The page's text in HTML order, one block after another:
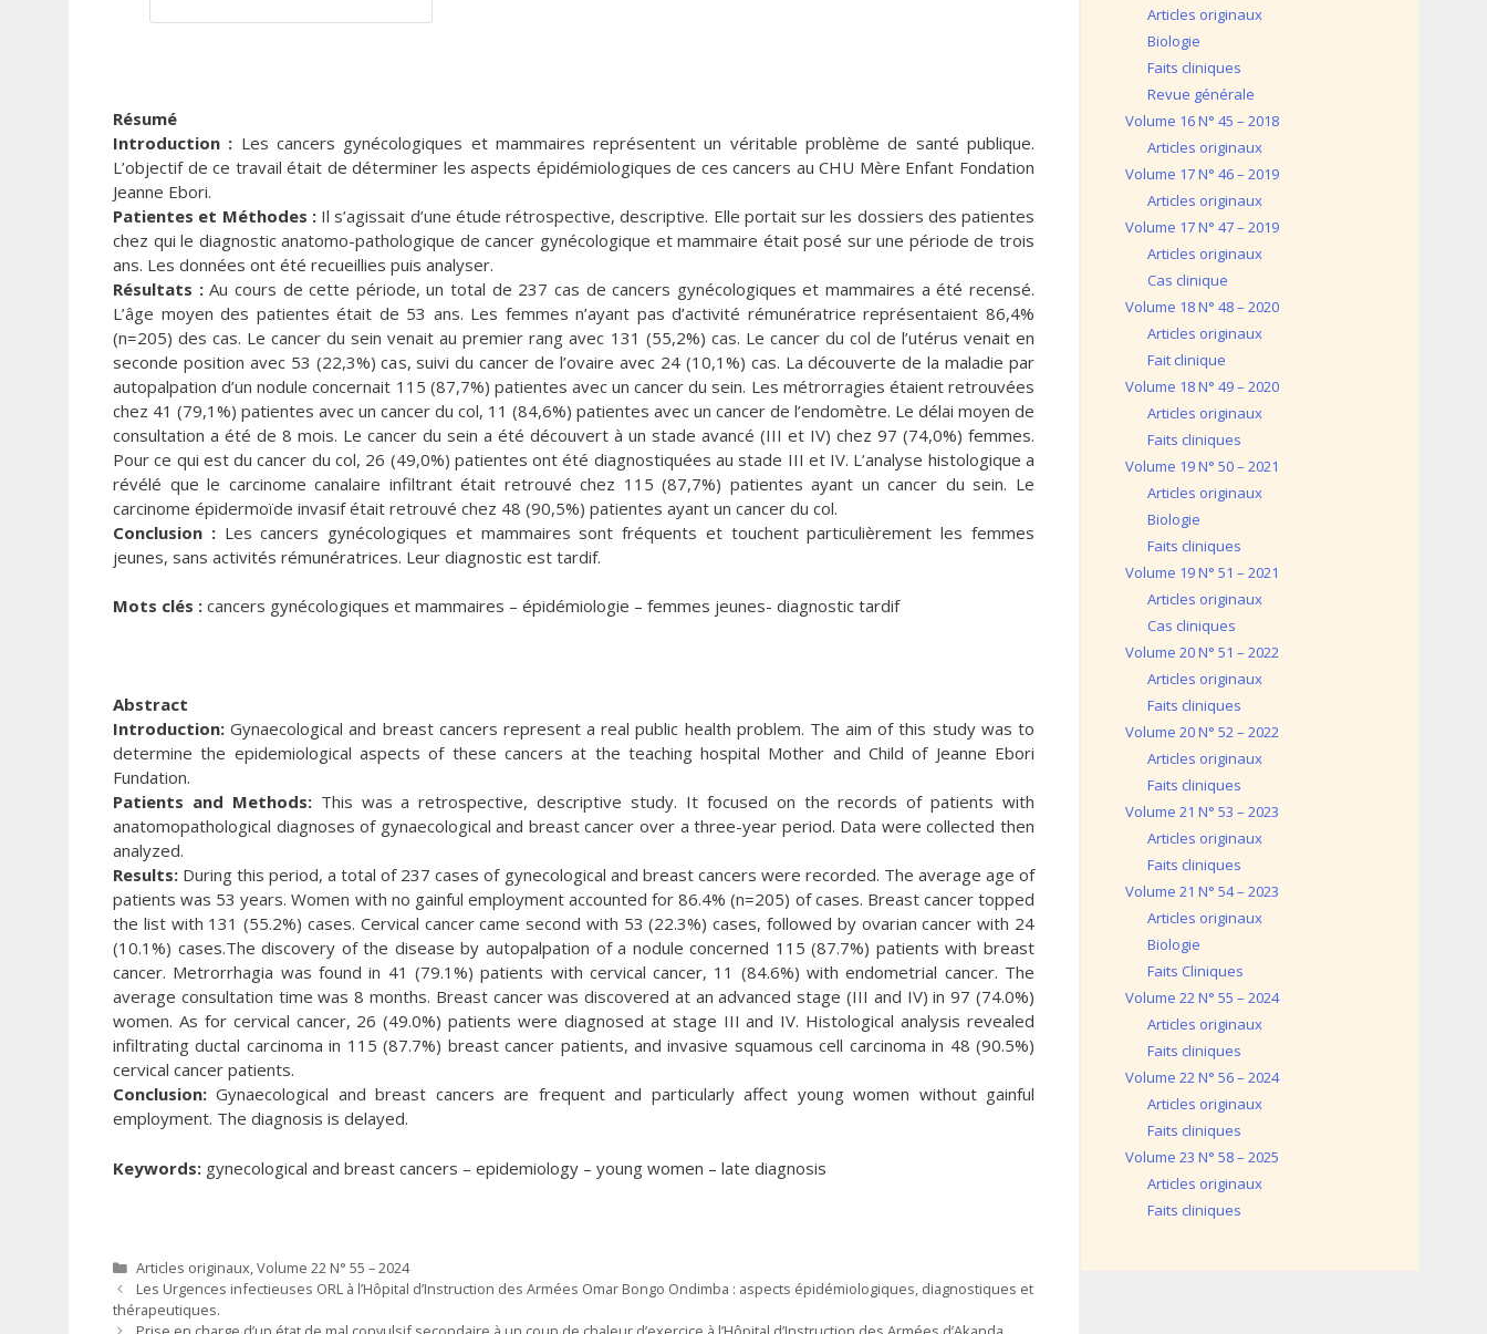
Résumé
Introduction : Les cancers gynécologiques et mammaires représentent un véritable problème de santé publique.
L’objectif de ce travail était de déterminer les aspects épidémiologiques de ces cancers au CHU Mère Enfant Fondation
Jeanne Ebori.
Patientes et Méthodes :Il s’agissait d’une étude rétrospective, descriptive. Elle portait sur les dossiers des patientes
chez qui le diagnostic anatomo-pathologique de cancer gynécologique et mammaire était posé sur une période de trois
ans. Les données ont été recueillies puis analyser.
Résultats :Au cours de cette période, un total de 237 cas de cancers gynécologiques et mammaires a été recensé.
L’âge moyen des patientes était de 53 ans. Les femmes n’ayant pas d’activité rémunératrice représentaient 86,4%
(n=205) des cas. Le cancer du sein venait au premier rang avec 131 (55,2%) cas. Le cancer du col de l’utérus venait en
seconde position avec 53 (22,3%) cas, suivi du cancer de l’ovaire avec 24 (10,1%) cas. La découverte de la maladie par
autopalpation d’un nodule concernait 115 (87,7%) patientes avec un cancer du sein. Les métrorragies étaient retrouvées
chez 41 (79,1%) patientes avec un cancer du col, 11 (84,6%) patientes avec un cancer de l’endomètre. Le délai moyen de
consultation a été de 8 mois. Le cancer du sein a été découvert à un stade avancé (III et IV) chez 97 (74,0%) femmes.
Pour ce qui est du cancer du col, 26 (49,0%) patientes ont été diagnostiquées au stade III et IV. L’analyse histologique a
révélé que le carcinome canalaire infiltrant était retrouvé chez 115 (87,7%) patientes ayant un cancer du sein. Le
carcinome épidermoïde invasif était retrouvé chez 48 (90,5%) patientes ayant un cancer du col.
Conclusion :Les cancers gynécologiques et mammaires sont fréquents et touchent particulièrement les femmes
jeunes, sans activités rémunératrices. Leur diagnostic est tardif.
Mots clés : cancers gynécologiques et mammaires – épidémiologie – femmes jeunes- diagnostic tardif
Abstract
Introduction: Gynaecological and breast cancers represent a real public health problem. The aim of this study was to
determine the epidemiological aspects of these cancers at the teaching hospital Mother and Child of Jeanne Ebori
Fundation.
Patients and Methods:This was a retrospective, descriptive study. It focused on the records of patients with
anatomopathological diagnoses of gynaecological and breast cancer over a three-year period. Data were collected then
analyzed.
Results: During this period, a total of 237 cases of gynecological and breast cancers were recorded. The average age of
patients was 53 years. Women with no gainful employment accounted for 86.4% (n=205) of cases. Breast cancer topped
the list with 131 (55.2%) cases. Cervical cancer came second with 53 (22.3%) cases, followed by ovarian cancer with 24
(10.1%) cases.The discovery of the disease by autopalpation of a nodule concerned 115 (87.7%) patients with breast
cancer. Metrorrhagia was found in 41 (79.1%) patients with cervical cancer, 11 (84.6%) with endometrial cancer. The
average consultation time was 8 months. Breast cancer was discovered at an advanced stage (III and IV) in 97 (74.0%)
women. As for cervical cancer, 26 (49.0%) patients were diagnosed at stage III and IV. Histological analysis revealed
infiltrating ductal carcinoma in 115 (87.7%) breast cancer patients, and invasive squamous cell carcinoma in 48 (90.5%)
cervical cancer patients.
Conclusion: Gynaecological and breast cancers are frequent and particularly affect young women without gainful
employment. The diagnosis is delayed.
Keywords: gynecological and breast cancers – epidemiology – young women – late diagnosis
Catégories
Articles originaux Volume 22 N° 55 – 2024
Les Urgences infectieuses ORL à l’Hôpital d’Instruction des Armées Omar Bongo Ondimba : aspects épidémiologiques, diagnostiques et
thérapeutiques.
Articles originaux
Biologie
Faits cliniques
Revue générale
Volume 16 N° 45 – 2018
Articles originaux
Volume 17 N° 46 – 2019
Articles originaux
Volume 17 N° 47 – 2019
Articles originaux
Cas clinique
Volume 18 N° 48 – 2020
Articles originaux
Fait clinique
Volume 18 N° 49 – 2020
Articles originaux
Faits cliniques
Volume 19 N° 50 – 2021
Articles originaux
Biologie
Faits cliniques
Volume 19 N° 51 – 2021
Articles originaux
Cas cliniques
Volume 20 N° 51 – 2022
Articles originaux
Faits cliniques
Volume 20 N° 52 – 2022
Articles originaux
Faits cliniques
Volume 21 N° 53 – 2023
Articles originaux
Faits cliniques
Volume 21 N° 54 – 2023
Articles originaux
Biologie
Faits Cliniques
Volume 22 N° 55 – 2024
Articles originaux
Faits cliniques
Volume 22 N° 56 – 2024
Articles originaux
Faits cliniques
Volume 23 N° 58 – 2025
Articles originaux
Faits cliniques